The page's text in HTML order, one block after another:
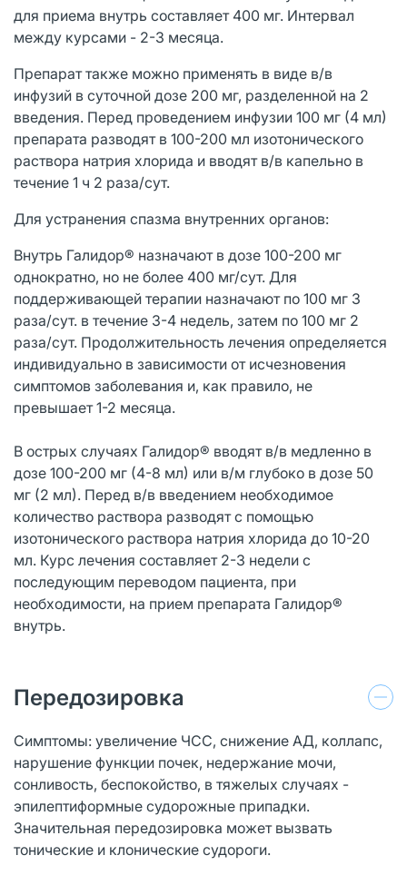
для приема внутрь составляет 400 мг. Интервал
между курсами - 2-3 месяца.
Препарат также можно применять в виде в/в
инфузий в суточной дозе 200 мг, разделенной на 2
введения. Перед проведением инфузии 100 мг (4 мл)
препарата разводят в 100-200 мл изотонического
раствора натрия хлорида и вводят в/в капельно в
течение 1 ч 2 раза/сут.
Для устранения спазма внутренних органов:
Внутрь Галидор® назначают в дозе 100-200 мг
однократно, но не более 400 мг/сут. Для
поддерживающей терапии назначают по 100 мг 3
раза/сут. в течение 3-4 недель, затем по 100 мг 2
раза/сут. Продолжительность лечения определяется
индивидуально в зависимости от исчезновения
симптомов заболевания и, как правило, не
превышает 1-2 месяца.
В острых случаях Галидор® вводят в/в медленно в
дозе 100-200 мг (4-8 мл) или в/м глубоко в дозе 50
мг (2 мл). Перед в/в введением необходимое
количество раствора разводят с помощью
изотонического раствора натрия хлорида до 10-20
мл. Курс лечения составляет 2-3 недели с
последующим переводом пациента, при
необходимости, на прием препарата Галидор®
внутрь.
Передозировка
Симптомы: увеличение ЧСС, снижение АД, коллапс,
нарушение функции почек, недержание мочи,
сонливость, беспокойство, в тяжелых случаях -
эпилептиформные судорожные припадки.
Значительная передозировка может вызвать
тонические и клонические судороги.